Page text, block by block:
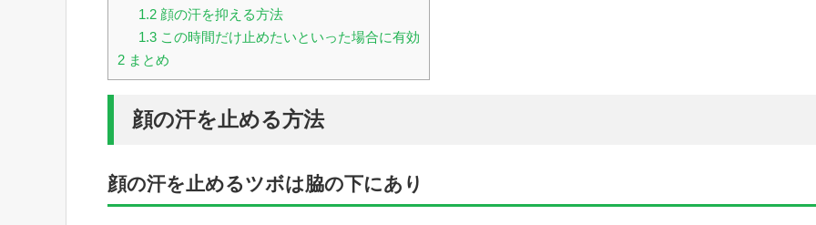
1.2顔の汗を抑える方法
1.3この時間だけ止めたいといった場合に有効
2 まとめ
顔の汗を止める方法
顔の汗を止めるツボは脇の下にあり